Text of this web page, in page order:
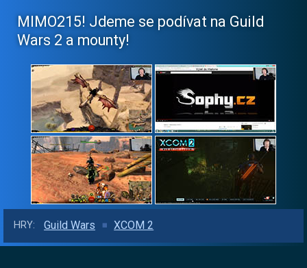
MIMO215! Jdeme se podívat na Guild
Wars 2 a mounty!
HRY: Guild Wars XCOM 2